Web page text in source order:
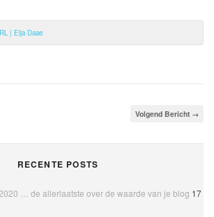
| Elja Daae
Volgend Bericht →
RECENTE POSTS
… de allerlaatste over de waarde van je blog 17